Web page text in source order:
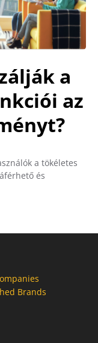
a
az
a tökéletes
és
Brands